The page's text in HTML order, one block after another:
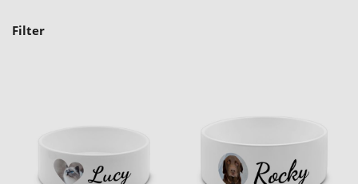
Filter